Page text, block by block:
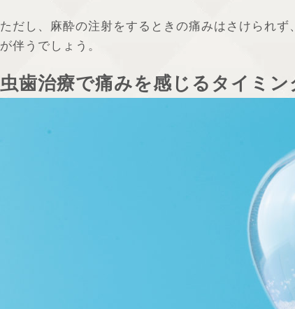
ただし、麻酔の注射をするときの痛みはさけられ
が伴うでしょう。
虫歯治療で痛みを感じるタイミン